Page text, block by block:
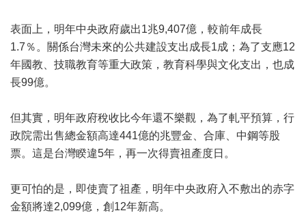
表面上，明年中央政府歲出1兆9,407億，較前年成長
1.7％。關係台灣未來的公共建設支出成長1成；為了支應12
年國教、技職教育等重大政策，教育科學與文化支出，也成
長99億。
但其實，明年政府稅收比今年還不樂觀，為了軋平預算，行
政院需出售總金額高達441億的兆豐金、合庫、中鋼等股
票。這是台灣睽違5年，再一次得賣祖產度日。
更可怕的是，即使賣了祖產，明年中央政府入不敷出的赤字
金額將達2,099億，創12年新高。